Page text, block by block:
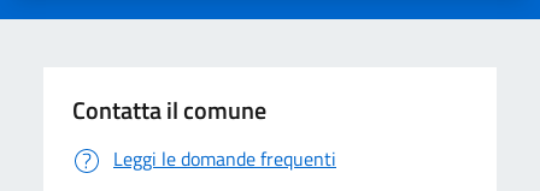
Contatta il comune
Leggi le domande frequenti